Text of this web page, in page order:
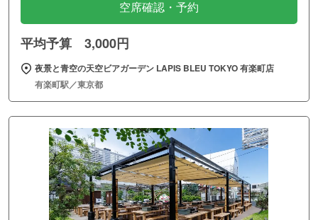
空席確認・予約
平均予算 3,000円
夜景と青空の天空ビアガーデン LAPIS BLEU TOKYO 有楽町店
有楽町駅／東京都